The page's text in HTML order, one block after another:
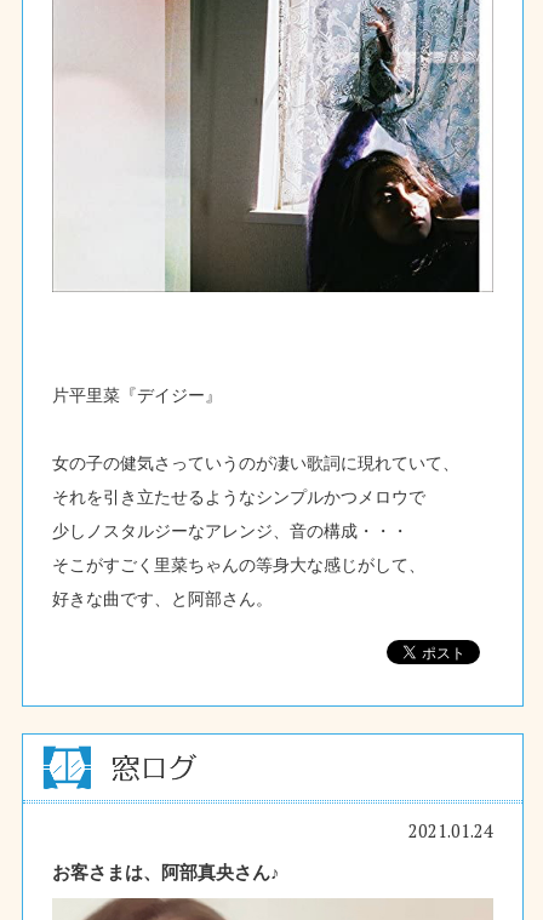
片平里菜『デイジー』
女の子の健気さっていうのが凄い歌詞に現れていて、
それを引き立たせるようなシンプルかつメロウで
少しノスタルジーなアレンジ、音の構成・・・
そこがすごく里菜ちゃんの等身大な感じがして、
好きな曲です、と阿部さん。
2021.01.24
お客さまは、阿部真央さん♪